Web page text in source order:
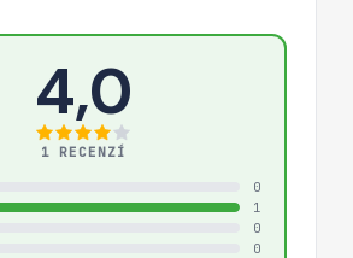
4,0
1 RECENZÍ
0
1
0
0